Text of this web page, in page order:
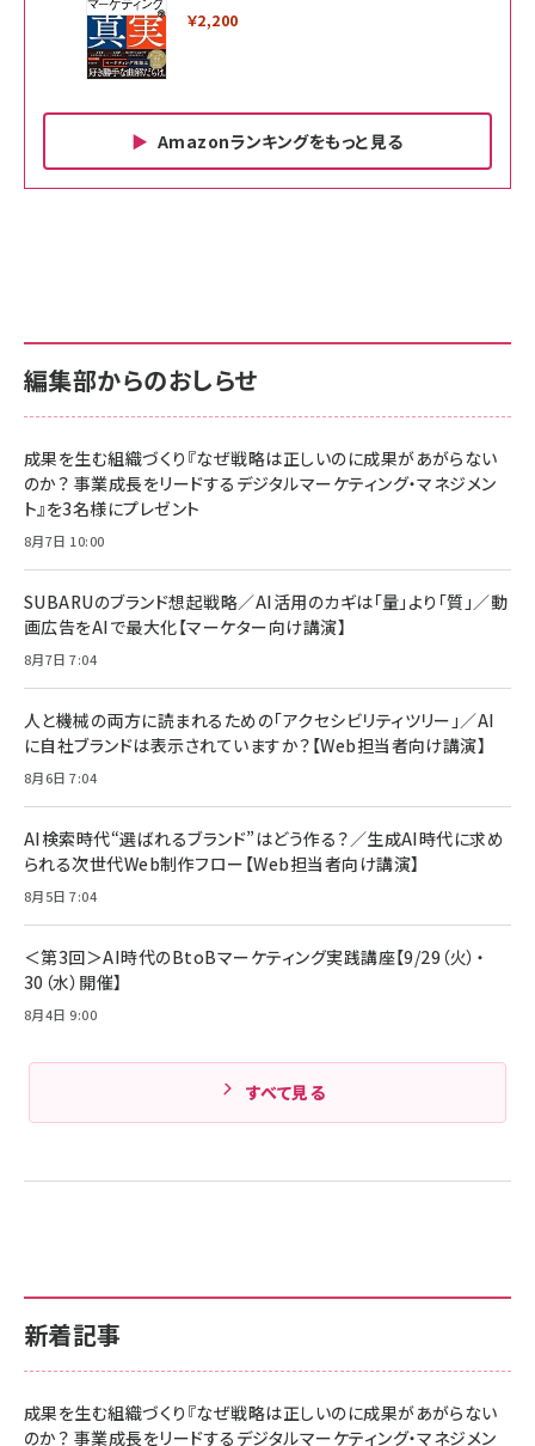
￥2,200
Amazonランキングをもっと見る
￥880
anan(アンアン)2026/06/24号 No.2500増刊
スペシャルエディション[王道エンタメの矜持／
￥1,100
anan(アンアン)2026/07/08号 No.2502[2026
￥880
ママ投資家が育休中に１億貯めた株式投資
組織の成果を最大化する ルールのデザイン
￥1,980
Amazonランキングをもっと見る
内サポート正規品 メーカー保証5年
KLMEA128G
NIMASO ガラスフィルム iPhone 17 用 保護フィ
すい ガイド枠付き いPhone17 (6.3インチ) 対応
2枚セット DSP25F1698
￥1,599
￥6,980
全ワイヤレスイヤホン/アクティブノイズキャンセリ
技術基準適合】ブラック
￥5,990
ケーブル Anker絡まないケーブル 240W 結束バン
ド付き USB PD対応 シリコン素材採用 iPhone
17 / 16 / 15 / Galaxy iPad Pro MacBook
Pro/Air 各種対応 (1.8m ミッドナイトブラック)
￥1,890
内サポート正規品 メーカー保証5年
KLMEA128G
Amazon eギフトカード - Amazonロゴ - クラ
￥5,000
Anker PowerLine III Flow USB-C & USB-C
Pro/Air 各種対応 (1.8m ミッドナイトブラック)
￥1,890
サッポロ 生ビール 黒ラベル 350ml 缶 24本 ビー
ル ケース買い【6/30応募〆切! 黒ラベルビヤセラー
￥4,857
新着記事
成果を生む組織づくり『なぜ戦略は正しいのに成果があがらない
のか？ 事業成長をリードするデジタルマーケティング・マネジメン
編集部からのおしらせ
成果を生む組織づくり『なぜ戦略は正しいのに成果があがらない
のか？ 事業成長をリードするデジタルマーケティング・マネジメン
ト』を3名様にプレゼント
8月7日 10:00
SUBARUのブランド想起戦略／AI活用のカギは「量」より「質」／動
画広告をAIで最大化【マーケター向け講演】
8月7日 7:04
人と機械の両方に読まれるための「アクセシビリティツリー」／AI
に自社ブランドは表示されていますか？【Web担当者向け講演】
8月6日 7:04
AI検索時代“選ばれるブランド”はどう作る？／生成AI時代に求め
られる次世代Web制作フロー【Web担当者向け講演】
8月5日 7:04
＜第3回＞AI時代のBtoBマーケティング実践講座【9/29（火）・
30（水）開催】
8月4日 9:00
すべて見る